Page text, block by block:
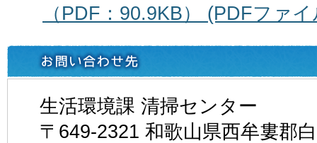
（PDF：90.9KB） (PDFファ
生活環境課 清掃センター
〒649-2321 和歌山県西牟婁郡